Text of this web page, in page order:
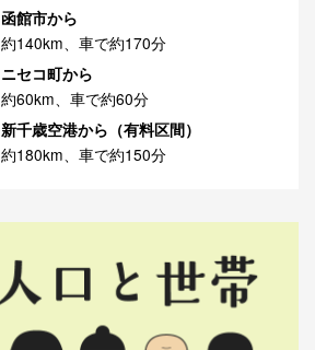
函館市から
約140km、車で約170分
ニセコ町から
約60km、車で約60分
新千歳空港から（有料区間）
約180km、車で約150分